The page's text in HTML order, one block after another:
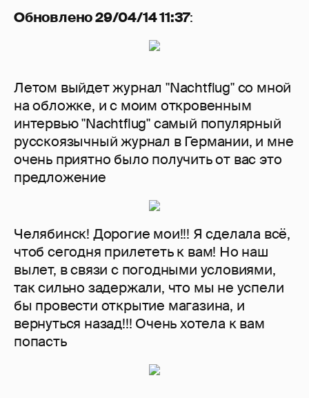
Обновлено 29/04/14 11:37:
Летом выйдет журнал "Nachtflug" со мной
на обложке, и с моим откровенным
интервью "Nachtflug" самый популярный
русскоязычный журнал в Германии, и мне
очень приятно было получить от вас это
предложение
Челябинск! Дорогие мои!!! Я сделала всё,
чтоб сегодня прилететь к вам! Но наш
вылет, в связи с погодными условиями,
так сильно задержали, что мы не успели
бы провести открытие магазина, и
вернуться назад!!! Очень хотела к вам
попасть